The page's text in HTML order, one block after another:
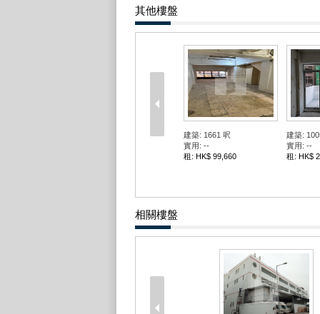
其他樓盤
建築: 1661 呎
實用: --
租: HK$ 99,660
建築:
實用: --
租: HK$
相關樓盤